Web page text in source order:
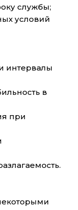
службы;
условий
в
при